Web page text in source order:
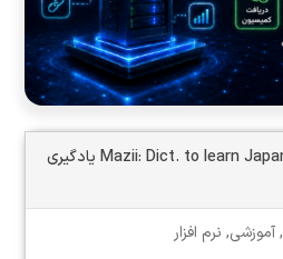
دانلود برنامه Mazii: Dict. to learn Japanese 5.8.3 یادگیری
,آموزشی, نرم افزار